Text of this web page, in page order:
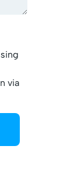
via